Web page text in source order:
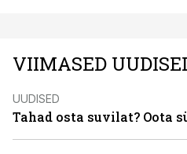
VIIMASED
UUDISED
Tahad osta suvilat? Oota